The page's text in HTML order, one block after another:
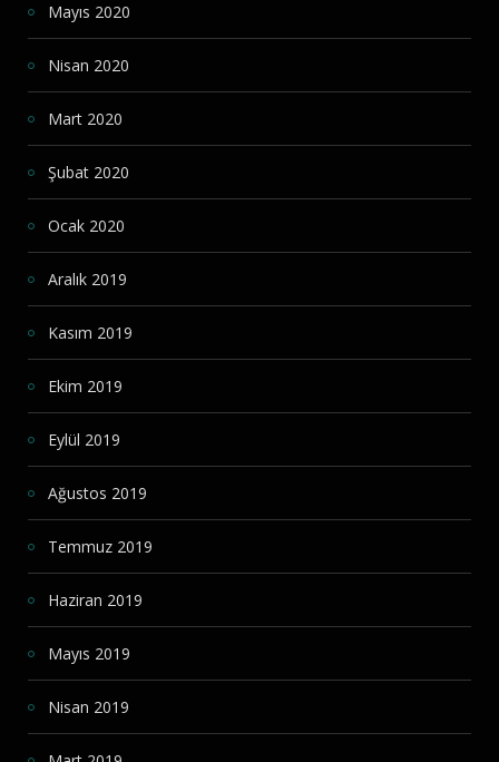
Mayıs 2020
Nisan 2020
Mart 2020
Şubat 2020
Ocak 2020
Aralık 2019
Kasım 2019
Ekim 2019
Eylül 2019
Ağustos 2019
Temmuz 2019
Haziran 2019
Mayıs 2019
Nisan 2019